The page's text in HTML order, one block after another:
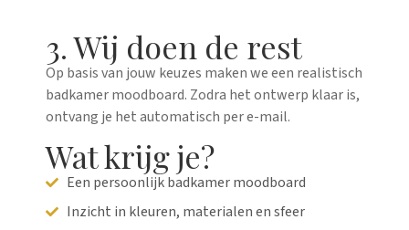
3. Wij doen de rest
Op basis van jouw keuzes maken we een realistisch
badkamer moodboard. Zodra het ontwerp klaar is,
ontvang je het automatisch per e-mail.
Wat krijg je?
Een persoonlijk badkamer moodboard
Inzicht in kleuren, materialen en sfeer